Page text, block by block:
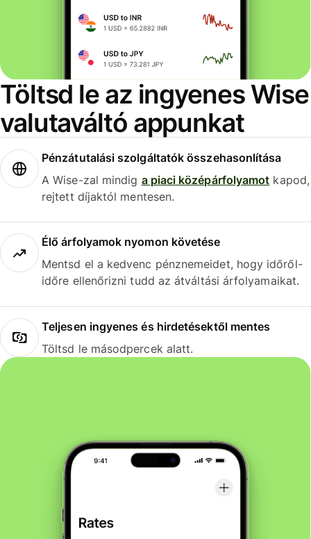
Töltsd le az ingyenes Wise
valutaváltó appunkat
Pénzátutalási szolgáltatók összehasonlítása
A Wise-zal mindig a piaci középárfolyamot kapod,
rejtett díjaktól mentesen.
Élő árfolyamok nyomon követése
Mentsd el a kedvenc pénznemeidet, hogy időről-
időre ellenőrizni tudd az átváltási árfolyamaikat.
Teljesen ingyenes és hirdetésektől mentes
Töltsd le másodpercek alatt.